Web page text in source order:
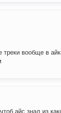
вообще в
айс знал из